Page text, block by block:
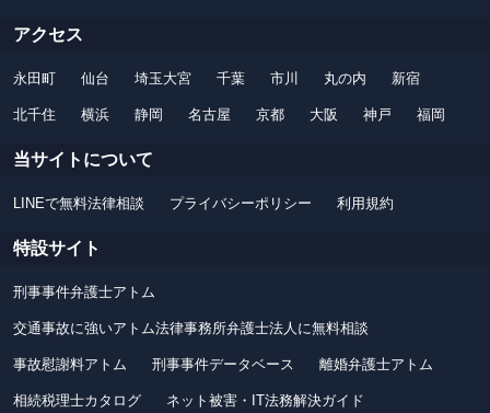
アクセス
永田町 仙台 埼玉大宮 千葉 市川 丸の内 新宿
北千住 横浜 静岡 名古屋 京都 大阪 神戸 福岡
当サイトについて
LINEで無料法律相談 プライバシーポリシー 利用規約
特設サイト
刑事事件弁護士アトム
交通事故に強いアトム法律事務所弁護士法人に無料相談
事故慰謝料アトム 刑事事件データベース 離婚弁護士アトム
相続税理士カタログ ネット被害・IT法務解決ガイド